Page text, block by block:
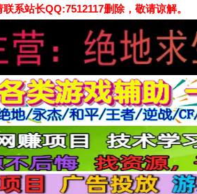
系站长QQ:7512117删除，敬请谅解。